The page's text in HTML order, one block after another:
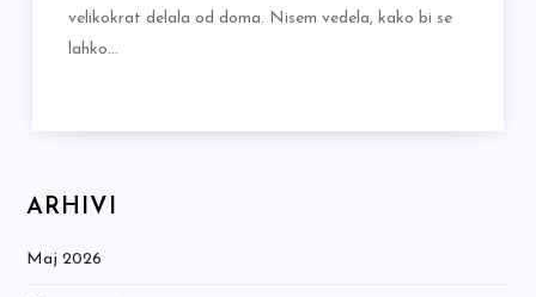
velikokrat delala od doma. Nisem vedela, kako bi se
lahko…
ARHIVI
Maj 2026